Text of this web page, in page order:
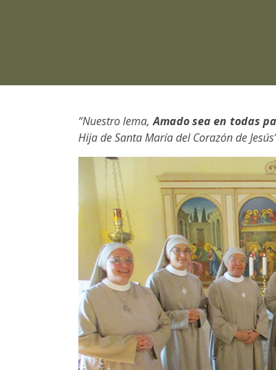
“Nuestro lema,Amado sea en todas
Hija de Santa María del Corazón de